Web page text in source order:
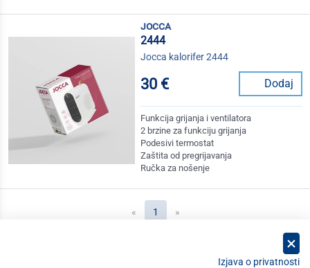
jocca
2444
Jocca kalorifer 2444
30 € Dodaj
Funkcija grijanja i ventilatora
2 brzine za funkciju grijanja
Podesivi termostat
Zaštita od pregrijavanja
Ručka za nošenje
« 1 (current)
»
Izjava o privatnosti